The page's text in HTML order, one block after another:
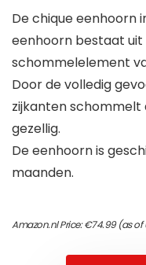
De chique eenhoorn
eenhoorn bestaat
schommelelement
Door de volledig
zijkanten schommelt
gezellig.
De eenhoorn is
maanden.
Amazon.nl Price:€74.99(as of